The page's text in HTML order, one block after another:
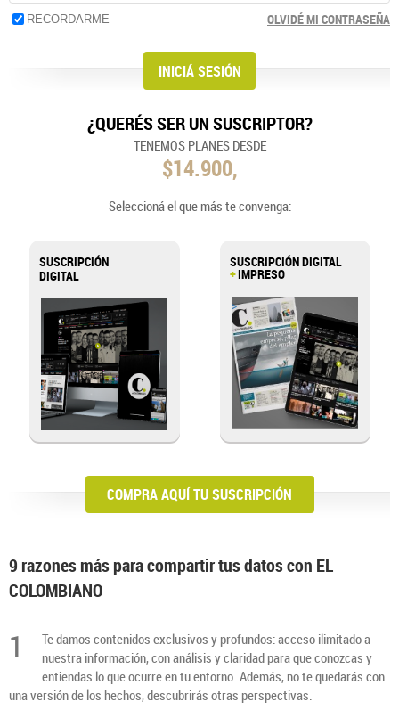
RECORDARME OLVIDÉ MI CONTRASEÑA
¿QUERÉS SER UN SUSCRIPTOR?
TENEMOS PLANES DESDE
$14.900,
Seleccioná el que más te convenga:
SUSCRIPCIÓN
DIGITAL
SUSCRIPCIÓN DIGITAL
+IMPRESO
>
COMPRA AQUÍ TU SUSCRIPCIÓN
9 razones más para compartir tus datos con EL
COLOMBIANO
1
Te damos contenidos exclusivos y profundos: acceso ilimitado a
nuestra información, con análisis y claridad para que conozcas y
entiendas lo que ocurre en tu entorno. Además, no te quedarás con
una versión de los hechos, descubrirás otras perspectivas.